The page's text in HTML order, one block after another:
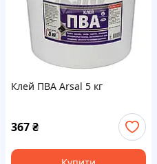
Клей ПВА Arsal 5 кг
367₴